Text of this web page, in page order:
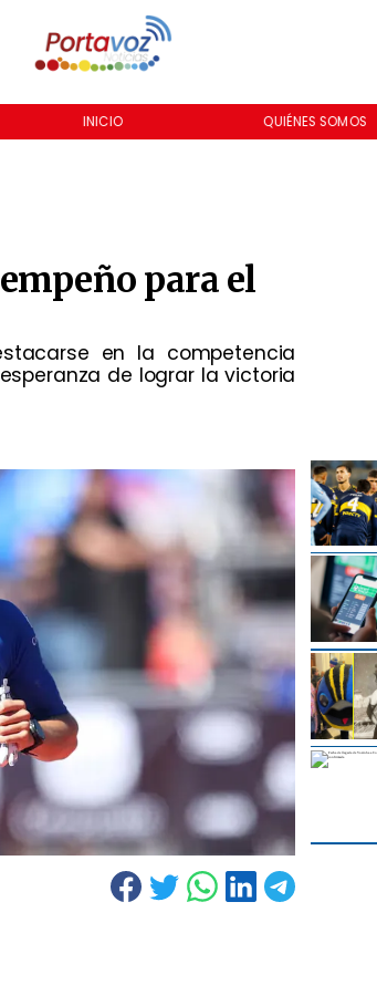
QUIÉNES SOMOS NOTICIERO
para el
en la competencia
de lograr la victoria